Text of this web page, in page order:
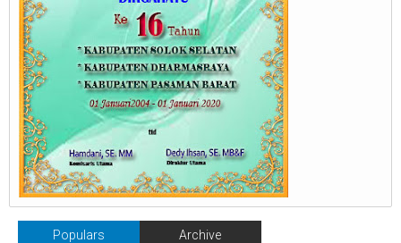
Populars Archive